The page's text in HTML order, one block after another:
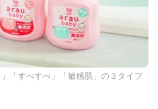
「すべすべ」「敏感肌」の３タイプ